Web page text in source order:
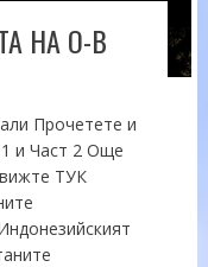
НА О-В
Прочетете и
и Част 2 Още
ТУК